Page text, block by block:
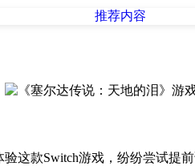
这款Switch游戏，纷纷尝试